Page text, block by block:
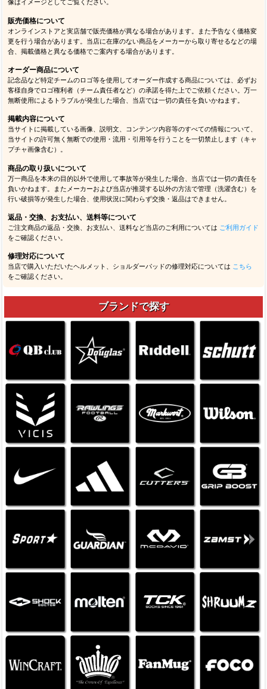
像はイメージとしてご覧ください。
販売価格について
オンラインストアと実店舗で販売価格が異なる場合があります。また予告なく価格変
更を行う場合があります。当店に在庫のない商品をメーカーから取り寄せるなどの場
合、掲載価格と異なる価格でご案内する場合があります。
オーダー商品について
記念品など特定チームのロゴ等を使用してオーダー作成する商品については、必ずお
客様自身でロゴ権利者（チーム責任者など）の承諾を得た上でご依頼ください。万一
無断使用によるトラブルが発生した場合、当店では一切の責任を負いかねます。
掲載内容について
当サイトに掲載している画像、説明文、コンテンツ内容等のすべての情報について、
当サイトの許可無く無断での使用・流用・引用等を行うことを一切禁止します（キャ
プチャ画像含む）。
商品の取り扱いについて
万一商品を本来の目的以外で使用して事故等が発生した場合、当店では一切の責任を
負いかねます。またメーカーおよび当店が推奨する以外の方法で管理（洗濯含む）を
行い破損等が発生した場合、使用状況に関わらず交換・返品はできません。
返品・交換、お支払い、送料等について
ご注文商品の返品・交換、お支払い、送料など当店のご利用については ご利用ガイド
をご確認ください。
修理対応について
当店で購入いただいたヘルメット、ショルダーパッドの修理対応については こちら
をご確認ください。
ブランドで探す